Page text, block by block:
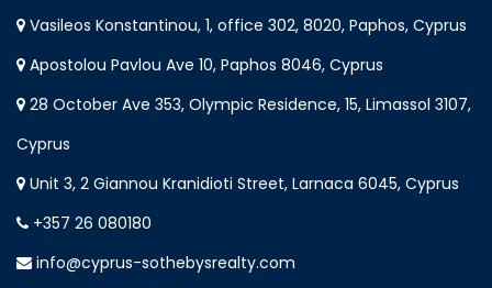
Vasileos Konstantinou, 1, office 302, 8020, Paphos, Cyprus
Apostolou Pavlou Ave 10, Paphos 8046, Cyprus
28 October Ave 353, Olympic Residence, 15, Limassol 3107,
Cyprus
Unit 3, 2 Giannou Kranidioti Street, Larnaca 6045, Cyprus
+357 26 080180
info@cyprus-sothebysrealty.com